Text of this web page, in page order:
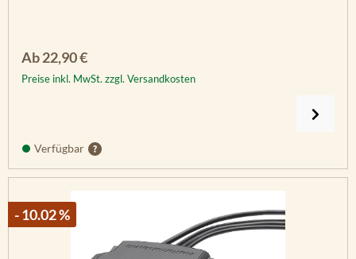
Regulärer Preis:
Ab22,90 €
Preise inkl. MwSt. zzgl. Versandkosten
Verfügbar
- 10.02 %